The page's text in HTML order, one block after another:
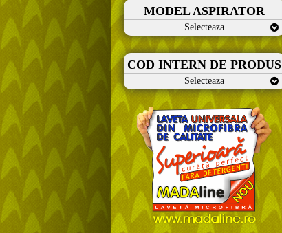
MODEL ASPIRATOR
Selecteaza
COD INTERN DE PRODUS
Selecteaza